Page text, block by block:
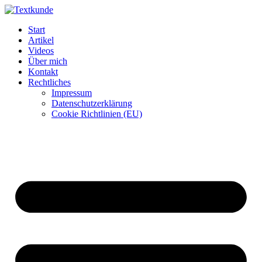
Zum
wechseln
Start
Artikel
Videos
Über mich
Kontakt
Rechtliches
Impressum
Datenschutzerklärung
Cookie Richtlinien (EU)